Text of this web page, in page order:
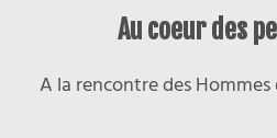
Au coeur des
A la rencontre des